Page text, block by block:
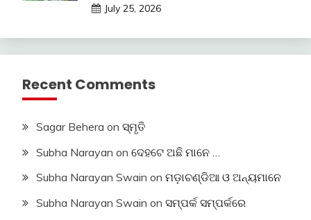
July 25, 2026
Recent Comments
Sagar Behera on ସ୍ମୃତି
Subha Narayan on ଦେହଟେ ଅଛି ମାନେ …
Subha Narayan Swain on ମଡ଼ାଚଣ୍ଡିଆ ଓ ଅନ୍ୟମାନେ
Subha Narayan Swain on ସମ୍ପର୍କ ସମ୍ପର୍କରେ